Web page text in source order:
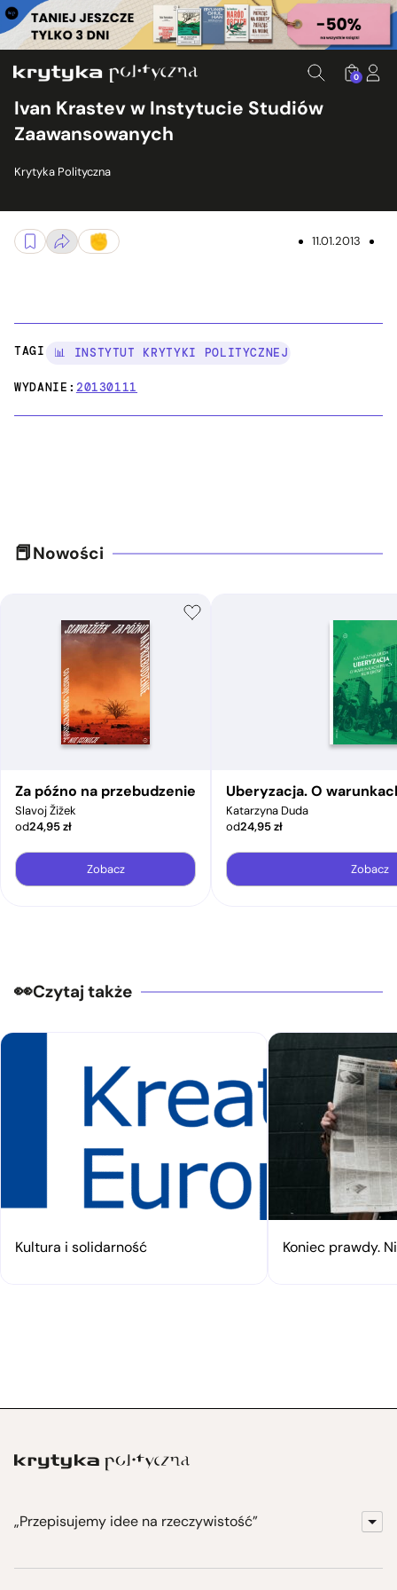
0
Ivan Krastev w Instytucie Studiów
Zaawansowanych
Krytyka Polityczna
11.01.2013
TAGI: 📊 INSTYTUT KRYTYKI POLITYCZNEJ
WYDANIE:20130111
Nowości
Za późno na przebudzenie
Slavoj Žižek
od24,95zł
Zobacz
Uberyzacja. O
Katarzyna Duda
od24,95zł
Zobacz
Czytaj także
Kultura i solidarność Koniec prawdy.
„Przepisujemy idee na rzeczywistość”